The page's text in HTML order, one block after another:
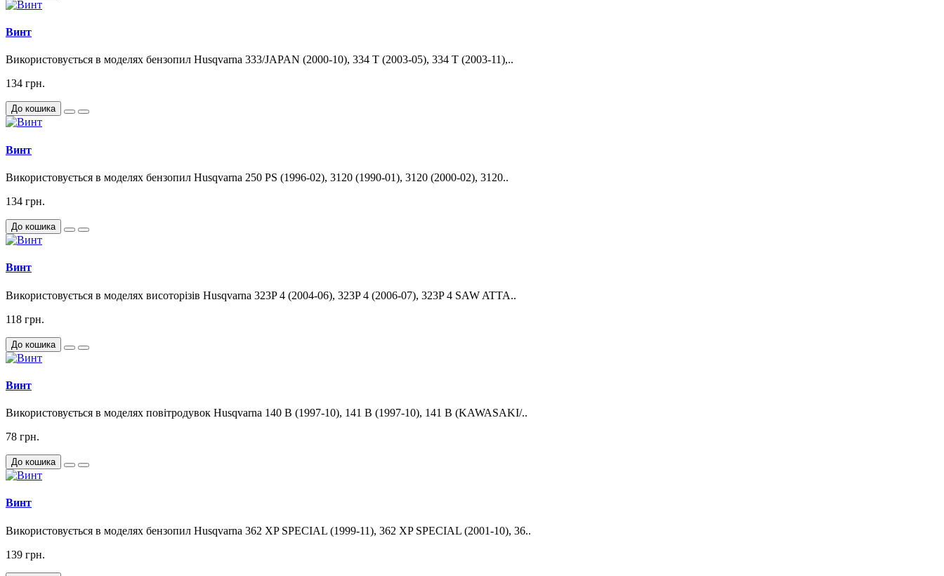
Винт
Використовується в моделях бензопил Husqvarna 333/JAPAN (2000-10), 334 T (2003-05), 334 T (2003-11),..
134 грн.
До кошика
Винт
Використовується в моделях бензопил Husqvarna 250 PS (1996-02), 3120 (1990-01), 3120 (2000-02), 3120..
134 грн.
До кошика
Винт
Використовується в моделях висоторізів Husqvarna 323P 4 (2004-06), 323P 4 (2006-07), 323P 4 SAW ATTA..
118 грн.
До кошика
Винт
Використовується в моделях повітродувок Husqvarna 140 B (1997-10), 141 B (1997-10), 141 B (KAWASAKI/..
78 грн.
До кошика
Винт
Використовується в моделях бензопил Husqvarna 362 XP SPECIAL (1999-11), 362 XP SPECIAL (2001-10), 36..
139 грн.